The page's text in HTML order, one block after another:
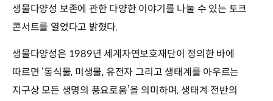
생물다양성 보존에 관한 다양한 이야기를 나눌 수 있는 토크
콘서트를 열었다고 밝혔다.
생물다양성은 1989년 세계자연보호재단이 정의한 바에
따르면 ‘동식물, 미생물, 유전자 그리고 생태계를 아우르는
지구상 모든 생명의 풍요로움’을 의미하며, 생태계 전반의